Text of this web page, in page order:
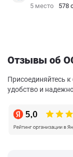
5 место 578
Отзывы об
Присоединяйтесь
удобство и